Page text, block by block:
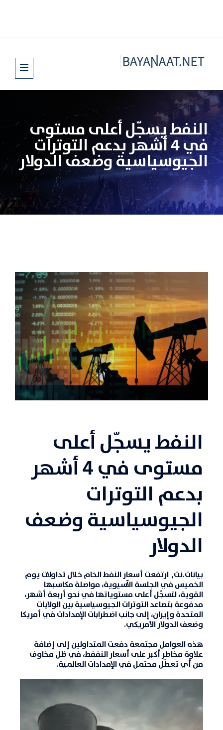
النفط يسجّل أعلى مستوى
في 4 أشهر بدعم التوترات
الجيوسياسية وضعف الدولار
النفط يسجّل أعلى
مستوى في 4 أشهر
بدعم التوترات
الجيوسياسية وضعف
الدولار
بيانات.نت, ارتفعت أسعارالنفطالخام خلال تداولات يوم
الخميس في الجلسةالآسيوية، مواصلة مكاسبها
القوية، لتسجّل أعلى مستوياتها في نحو أربعة أشهر،
مدفوعة بتصاعد التوترات الجيوسياسية بين الولايات
المتحدة وإيران، إلى جانب اضطرابات الإمدادات في أمريكا
وضعف الدولار الأمريكي.
هذه العوامل مجتمعة دفعت المتداولين إلى إضافة
علاوة مخاطر أكبر على أسعار النففط، في ظل مخاوف
من أي تعطّل محتمل في الإمدادات العالمية.